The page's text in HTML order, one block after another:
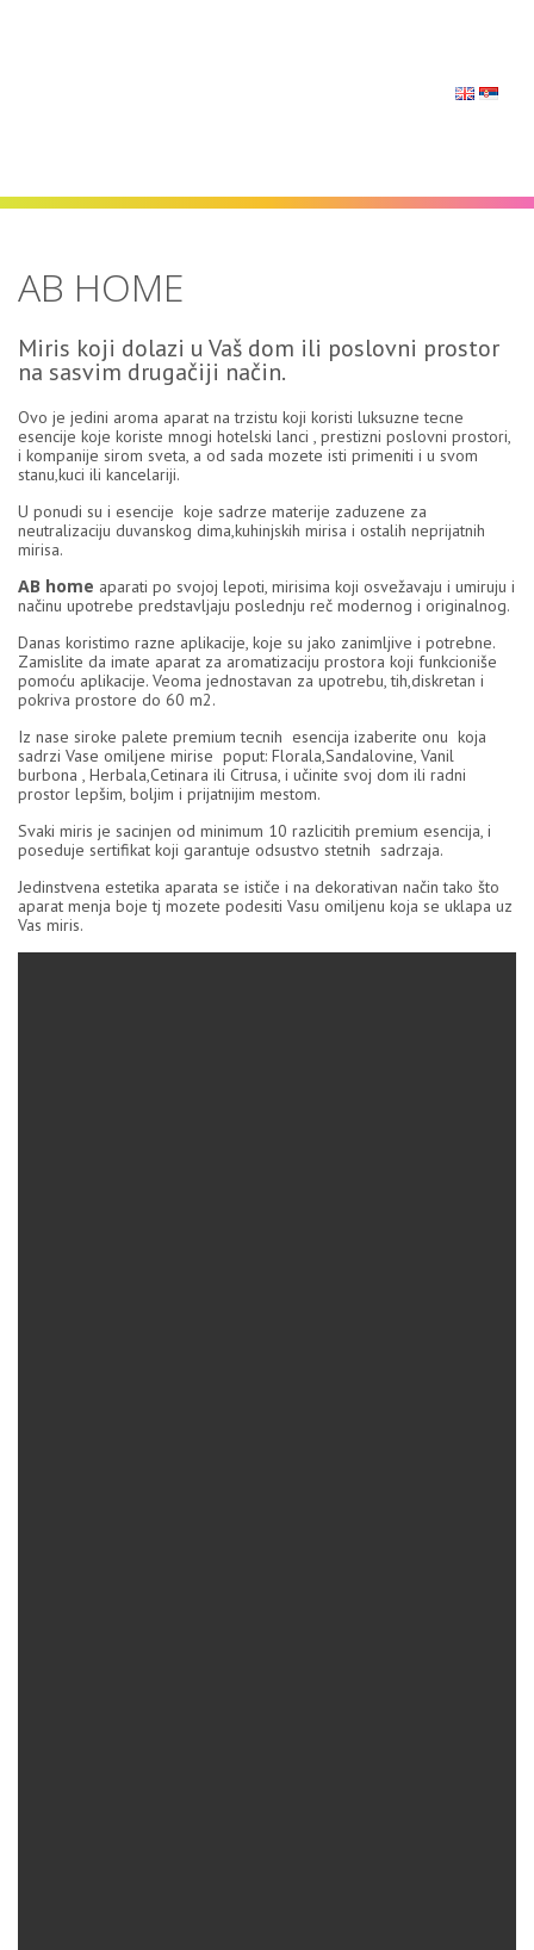
AB HOME
Miris koji dolazi u Vaš dom ili poslovni prostor
na sasvim drugačiji način.
Ovo je jedini aroma aparat na trzistu koji koristi luksuzne tecne
esencije koje koriste mnogi hotelski lanci , prestizni poslovni prostori,
i kompanije sirom sveta, a od sada mozete isti primeniti i u svom
stanu,kuci ili kancelariji.
U ponudi su i esencije koje sadrze materije zaduzene za
neutralizaciju duvanskog dima,kuhinjskih mirisa i ostalih neprijatnih
mirisa.
AB home aparati po svojoj lepoti, mirisima koji osvežavaju i umiruju i
načinu upotrebe predstavljaju poslednju reč modernog i originalnog.
Danas koristimo razne aplikacije, koje su jako zanimljive i potrebne.
Zamislite da imate aparat za aromatizaciju prostora koji funkcioniše
pomoću aplikacije. Veoma jednostavan za upotrebu, tih,diskretan i
pokriva prostore do 60 m2.
Iz nase siroke palete premium tecnih esencija izaberite onu koja
sadrzi Vase omiljene mirise poput: Florala,Sandalovine, Vanil
burbona , Herbala,Cetinara ili Citrusa, i učinite svoj dom ili radni
prostor lepšim, boljim i prijatnijim mestom.
Svaki miris je sacinjen od minimum 10 razlicitih premium esencija, i
poseduje sertifikat koji garantuje odsustvo stetnih sadrzaja.
Jedinstvena estetika aparata se ističe i na dekorativan način tako što
aparat menja boje tj mozete podesiti Vasu omiljenu koja se uklapa uz
Vas miris.